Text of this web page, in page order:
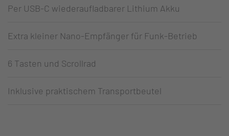
Per USB-C wiederaufladbarer Lithium Akku
Extra kleiner Nano-Empfänger für Funk-Betrieb
6 Tasten und Scrollrad
Inklusive praktischem Transportbeutel